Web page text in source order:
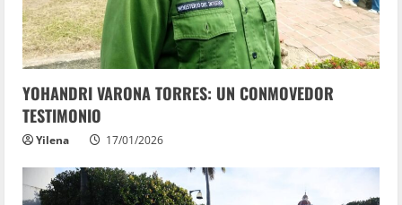
YOHANDRI VARONA TORRES: UN CONMOVEDOR
TESTIMONIO
Yilena 17/01/2026